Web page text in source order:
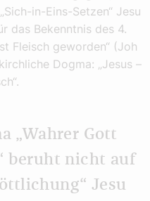
in-Eins-Setzen“ Jesu
das Bekenntnis des 4.
Fleisch geworden“ (Joh
Dogma: „Jesus –
„Wahrer Gott
beruht nicht auf
Jesu